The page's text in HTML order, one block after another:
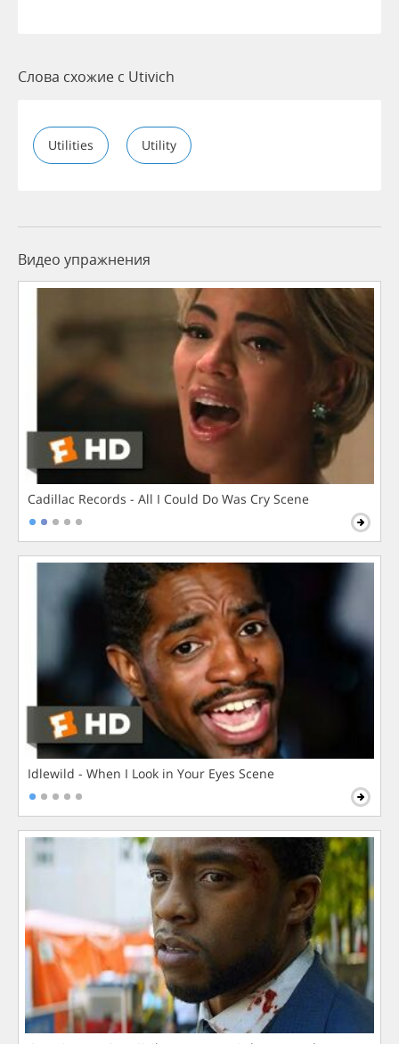
Слова схожие с Utivich
Utilities Utility
Видео упражнения
Cadillac Records - All I Could Do Was Cry Scene
Idlewild - When I Look in Your Eyes Scene